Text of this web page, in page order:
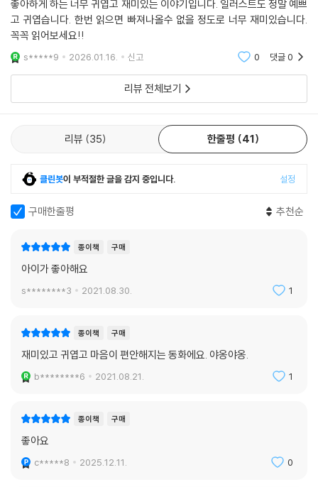
좋아하게 하는 너무 귀엽고 재미있는 이야기입니다. 일러스트도 정말 예쁘
고 귀엽습니다. 한번 읽으면 빠져나올수 없을 정도로 너무 재미있습니다.
꼭꼭 읽어보세요!!
s*****9 2026.01.16. 신고 0 댓글0
리뷰 전체보기
리뷰 35 한줄평 41
클린봇이 부적절한 글을 감지 중입니다. 설정
구매한줄평 추천순
종이책 구매
아이가 좋아해요
s********3 2021.08.30. 1
종이책 구매
재미있고 귀엽고 마음이 편안해지는 동화에요. 야옹야옹.
b********6 2021.08.21. 1
종이책 구매
좋아요
c*****8 2025.12.11. 0